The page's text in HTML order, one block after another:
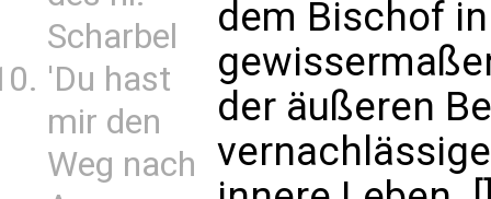
Scharbel
'Du hast
mir den
Weg nach
dem Bischof
der äußeren